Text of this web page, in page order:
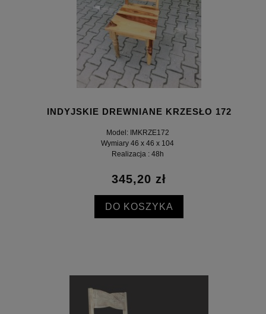
INDYJSKIE DREWNIANE KRZESŁO 172
Model: IMKRZE172
Wymiary 46 x 46 x 104
Realizacja : 48h
345,20 zł
DO KOSZYKA